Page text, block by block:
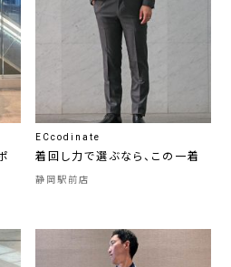
ECcodinate
着回し力で選ぶなら、この一着
静岡駅前店